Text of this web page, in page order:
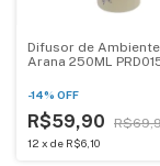
Difusor de
Arana 250ML
-14% OFF
R$59,90
12 x de R$6,10